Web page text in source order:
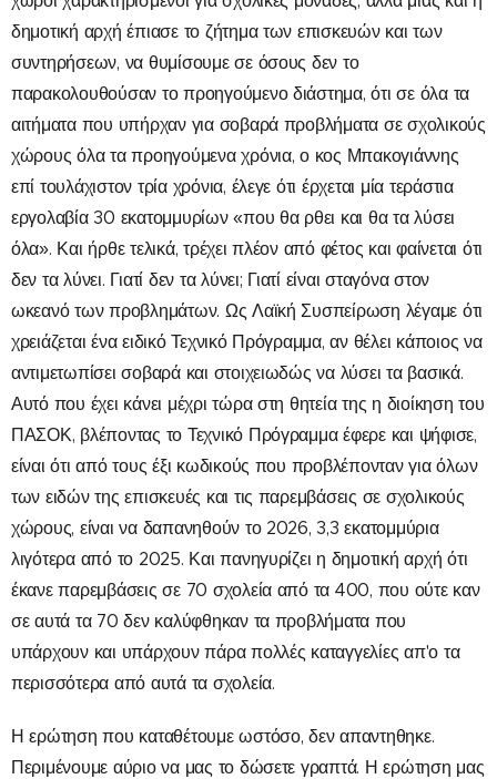
δημοτική αρχή έπιασε το ζήτημα των επισκευών και των
συντηρήσεων, να θυμίσουμε σε όσους δεν το
παρακολουθούσαν το προηγούμενο διάστημα, ότι σε όλα τα
αιτήματα που υπήρχαν για σοβαρά προβλήματα σε σχολικούς
χώρους όλα τα προηγούμενα χρόνια, ο κος Μπακογιάννης
επί τουλάχιστον τρία χρόνια, έλεγε ότι έρχεται μία τεράστια
εργολαβία 30 εκατομμυρίων «που θα ρθει και θα τα λύσει
όλα». Και ήρθε τελικά, τρέχει πλέον από φέτος και φαίνεται ότι
δεν τα λύνει. Γιατί δεν τα λύνει; Γιατί είναι σταγόνα στον
ωκεανό των προβλημάτων. Ως Λαϊκή Συσπείρωση λέγαμε ότι
χρειάζεται ένα ειδικό Τεχνικό Πρόγραμμα, αν θέλει κάποιος να
αντιμετωπίσει σοβαρά και στοιχειωδώς να λύσει τα βασικά.
Αυτό που έχει κάνει μέχρι τώρα στη θητεία της η διοίκηση του
ΠΑΣΟΚ, βλέποντας το Τεχνικό Πρόγραμμα έφερε και ψήφισε,
είναι ότι από τους έξι κωδικούς που προβλέπονταν για όλων
των ειδών της επισκευές και τις παρεμβάσεις σε σχολικούς
χώρους, είναι να δαπανηθούν το 2026, 3,3 εκατομμύρια
λιγότερα από το 2025. Και πανηγυρίζει η δημοτική αρχή ότι
έκανε παρεμβάσεις σε 70 σχολεία από τα 400, που ούτε καν
σε αυτά τα 70 δεν καλύφθηκαν τα προβλήματα που
υπάρχουν και υπάρχουν πάρα πολλές καταγγελίες απ'ο τα
περισσότερα από αυτά τα σχολεία.
Η ερώτηση που καταθέτουμε ωστόσο, δεν απαντηθηκε.
Περιμένουμε αύριο να μας το δώσετε γραπτά. Η ερώτηση μας